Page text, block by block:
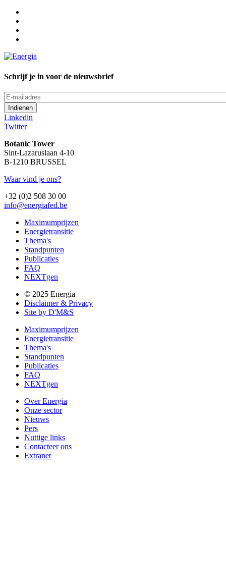
Schrijf je in voor de nieuwsbrief
E-
mailadres
Linkedin
Twitter
Botanic Tower
Sint-Lazaruslaan 4-10
B-1210 BRUSSEL
Waar vind je ons?
+32 (0)2 508 30 00
info@energiafed.be
Maximumprijzen
Energietransitie
Thema's
Standpunten
Publicaties
FAQ
NEXTgen
© 2025 Energia
Disclaimer & Privacy
Site by D'M&S
Maximumprijzen
Energietransitie
Thema's
Standpunten
Publicaties
FAQ
NEXTgen
Over Energia
Onze sector
Nieuws
Pers
Nuttige links
Contacteer ons
Extranet